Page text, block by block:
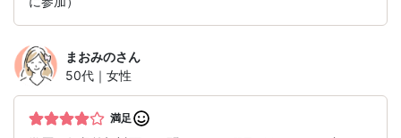
まおみのさん
50代｜女性
満足